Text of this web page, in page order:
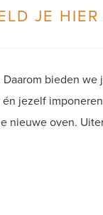
JE HIER
bieden
jezelf
nieuwe oven.